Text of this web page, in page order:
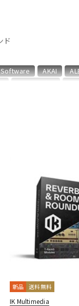
ド
Software AKAI
Music Pitch
Roland
SHURE
STREZOV
TRUE DYNA
Universal Audio
YAMAHA
新品 送料無料
IK Multimedia